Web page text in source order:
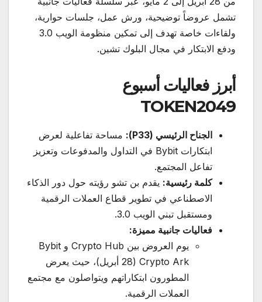
تشمل عروضاً توضيحية، ورش عمل، جلسات حوارية،
ولقاءات خاصة تهدف إلى تمكين منظومة الويب 3.0
ودفع الابتكار في مجال البلوك تشين.
أبرز فعاليات أسبوع
TOKEN2049
الجناح الرئيسي (P33):
مساحة تفاعلية لعرض
ابتكارات Bybit في التداول والمدفوعات وتعزيز
تفاعل المجتمع.
كلمة رئيسية: يقدم بن تشو رؤيته حول دور الذكاء
الاصطناعي في تطوير قطاع العملات الرقمية
ومستقبل تبني الويب 3.0.
فعاليات جانبية مميزة:
يوم العروض بين Crypto Hub و Bybit
Crypto Ark (28 أبريل)، حيث يعرض
المطورون ابتكاراتهم ويتواصلون مع مجتمع
العملات الرقمية.